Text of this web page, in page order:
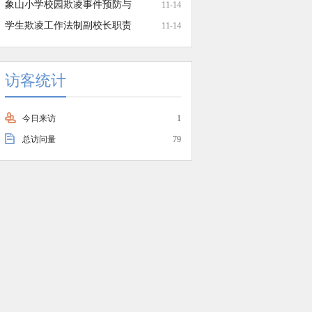
象山小学校园欺凌事件预防与 11-14
学生欺凌工作法制副校长职责 11-14
访客统计
今日来访 1
总访问量 79